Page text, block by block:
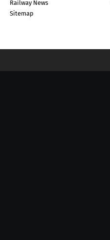
Railway News
Sitemap